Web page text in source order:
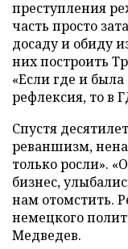
преступления
часть просто
досаду и обиду
них построить
«Если где и была
рефлексия, то в
Спустя
реваншизм,
только росли».
бизнес,
нам отомстить.
немецкого
Медведев.